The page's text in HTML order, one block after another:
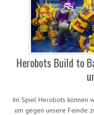
Herobots Build to
Im Spiel Herobots können
um gegen unsere Feinde